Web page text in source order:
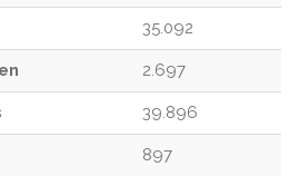
35.092
2.697
39.896
897